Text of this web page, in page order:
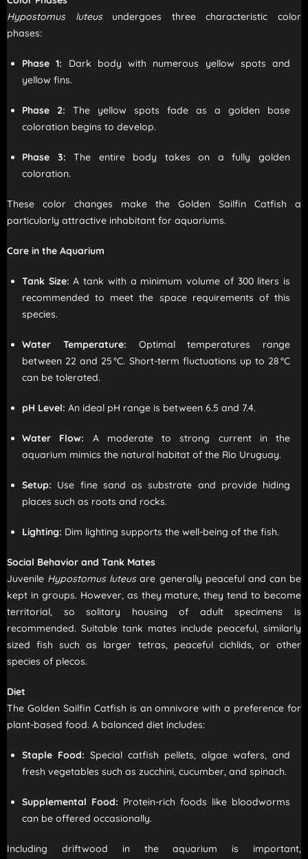
Hypostomus luteusundergoes three characteristic color
phases:
Phase 1: Dark body with numerous yellow spots and
yellow fins.
Phase 2: The yellow spots fade as a golden base
coloration begins to develop.
Phase 3: The entire body takes on a fully golden
coloration.
These color changes make the Golden Sailfin Catfish a
particularly attractive inhabitant for aquariums.
Care in the Aquarium
Tank Size: A tank with a minimum volume of 300 liters is
recommended to meet the space requirements of this
species.
Water Temperature: Optimal temperatures range
between 22 and 25 °C. Short-term fluctuations up to 28 °C
can be tolerated.
pH Level: An ideal pH range is between 6.5 and 7.4.
Water Flow: A moderate to strong current in the
aquarium mimics the natural habitat of the Rio Uruguay.
Setup: Use fine sand as substrate and provide hiding
places such as roots and rocks.
Lighting: Dim lighting supports the well-being of the fish.
Social Behavior and Tank Mates
Juvenile Hypostomus luteusare generally peaceful and can be
kept in groups. However, as they mature, they tend to become
territorial, so solitary housing of adult specimens is
recommended. Suitable tank mates include peaceful, similarly
sized fish such as larger tetras, peaceful cichlids, or other
species of plecos.
Diet
The Golden Sailfin Catfish is an omnivore with a preference for
plant-based food. A balanced diet includes:
Staple Food: Special catfish pellets, algae wafers, and
fresh vegetables such as zucchini, cucumber, and spinach.
Supplemental Food: Protein-rich foods like bloodworms
can be offered occasionally.
Including driftwood in the aquarium is important,